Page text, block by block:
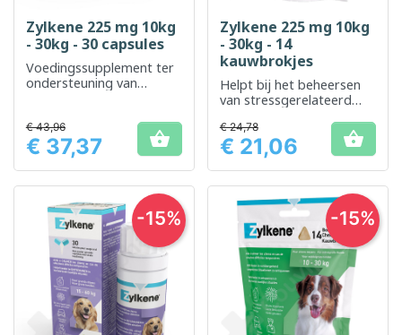
Zylkene 225 mg 10kg
- 30kg - 30 capsules
Voedingssupplement ter
ondersteuning van
Prijs
€ 43,96
€ 37,37 
Zylkene 225 mg 10kg
- 30kg - 14
kauwbrokjes
Helpt bij het beheersen
van stressgerelateerd
Prijs
€ 24,78
€ 21,06 
-15% -15%